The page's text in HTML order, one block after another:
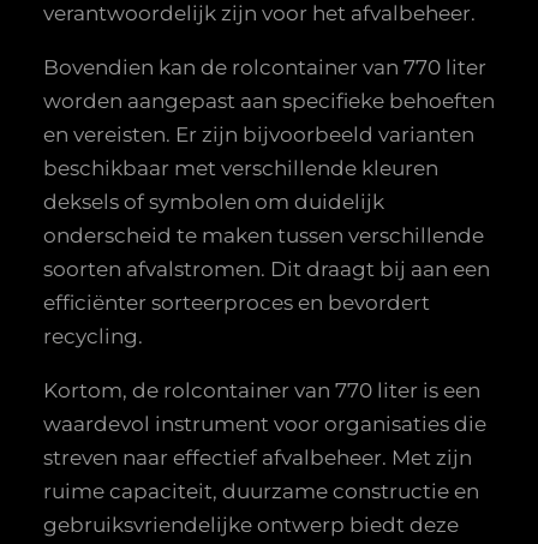
verantwoordelijk zijn voor het afvalbeheer.
Bovendien kan de rolcontainer van 770 liter
worden aangepast aan specifieke behoeften
en vereisten. Er zijn bijvoorbeeld varianten
beschikbaar met verschillende kleuren
deksels of symbolen om duidelijk
onderscheid te maken tussen verschillende
soorten afvalstromen. Dit draagt bij aan een
efficiënter sorteerproces en bevordert
recycling.
Kortom, de rolcontainer van 770 liter is een
waardevol instrument voor organisaties die
streven naar effectief afvalbeheer. Met zijn
ruime capaciteit, duurzame constructie en
gebruiksvriendelijke ontwerp biedt deze